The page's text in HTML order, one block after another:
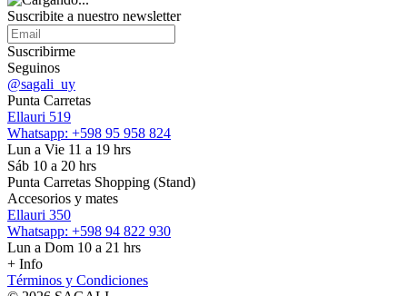
Suscribite a nuestro newsletter
Suscribirme
Seguinos
@sagali_uy
Punta Carretas
Ellauri 519
Whatsapp: +598 95 958 824
Lun a Vie 11 a 19 hrs
Sáb 10 a 20 hrs
Punta Carretas Shopping (Stand)
Accesorios y mates
Ellauri 350
Whatsapp: +598 94 822 930
Lun a Dom 10 a 21 hrs
+ Info
Términos y Condiciones